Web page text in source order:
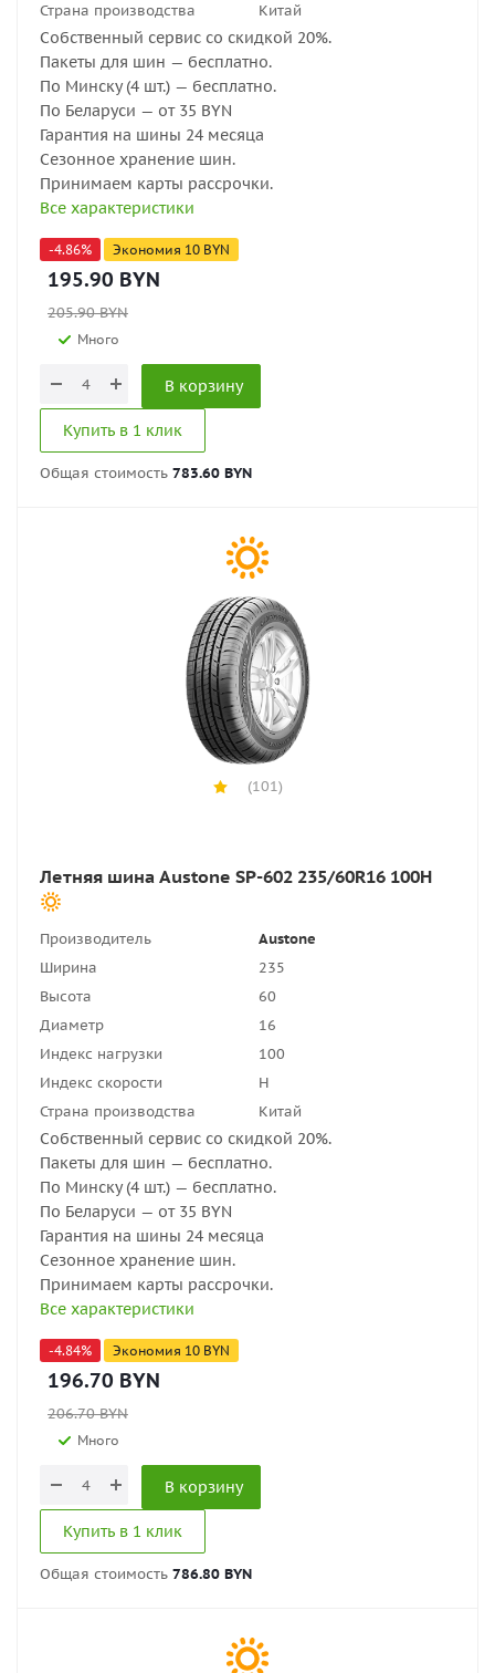
Страна производства
Китай
Собственный сервис со скидкой 20%.
Пакеты для шин — бесплатно.
По Минску (4 шт.) — бесплатно.
По Беларуси — от 35 BYN
Гарантия на шины 24 месяца
Сезонное хранение шин.
Принимаем карты рассрочки.
Все характеристики
-4.86% Экономия 10 BYN
195.90 BYN
205.90BYN
Много
В корзину
Купить в 1 клик
Общая стоимость 783.60 BYN
(101)
Летняя шина Austone SP-602 235/60R16 100H
Производитель
Austone
Ширина
235
Высота
60
Диаметр
16
Индекс нагрузки
100
Индекс скорости
H
Страна производства
Китай
Собственный сервис со скидкой 20%.
Пакеты для шин — бесплатно.
По Минску (4 шт.) — бесплатно.
По Беларуси — от 35 BYN
Гарантия на шины 24 месяца
Сезонное хранение шин.
Принимаем карты рассрочки.
Все характеристики
-4.84% Экономия 10 BYN
196.70 BYN
206.70BYN
Много
В корзину
Купить в 1 клик
Общая стоимость 786.80 BYN